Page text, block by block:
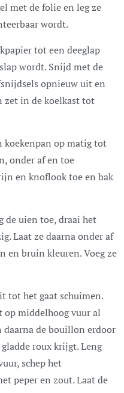
met de folie en leg ze
wordt.
tot een deeglap
wordt. Snijd met de
opnieuw uit en
zet in de koelkast tot
koekenpan op matig tot
onder af en toe
en knoflook toe en bak
de uien toe, draai het
Laat ze daarna onder af
en bruin kleuren. Voeg ze
tot het gaat schuimen.
op middelhoog vuur al
daarna de bouillon erdoor
roux krijgt. Leng
schep het
peper en zout. Laat de